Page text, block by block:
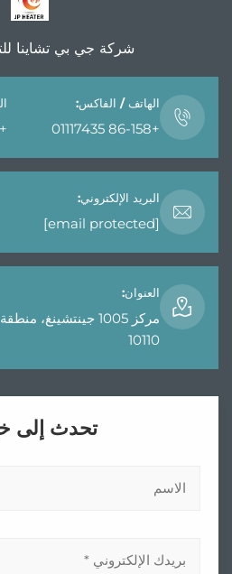
جي بي تشاينا للتجارة الدولية
الهاتف/ واتس اب:
+86-158 01117435
مركز 1005 جينتشينغ، منطقة تونججو، بكين الصين
تحدث إلى خبيرنا